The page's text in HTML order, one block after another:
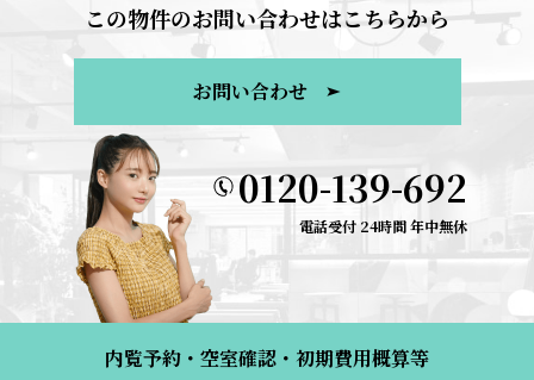
この物件のお問い合わせはこちらから
お問い合わせ
0120-139-692
電話受付 24時間 年中無休
内覧予約・空室確認・初期費用概算等